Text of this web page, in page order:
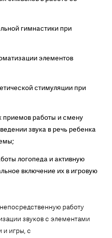
гимнастики при
элементов
стимуляции при
приемов работы и смену
звука в речь ребенка
логопеда и активную
включение их в игровую
работу
звуков с элементами
и игры, с